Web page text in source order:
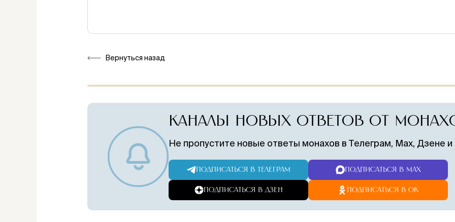
Вернуться назад
Поддержите служение
жертвователе.
Молитва
братии о вас
ежедневно
◈
Традиция
сугубого
поминовения
+
КАНАЛЫ НОВЫХ ОТВЕТОВ ОТ
Не пропустите новые ответы монахов в Телеграм, Max, Дзене
ПОДПИСАТЬСЯ В ТЕЛЕГРАМ ПОДПИСАТЬСЯ В MAX
ПОДПИСАТЬСЯ В ДЗЕН ПОДПИСАТЬСЯ В ОК